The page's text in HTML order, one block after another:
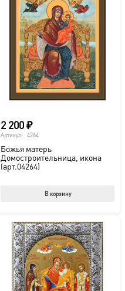
2 200₽
Артикул: 4264
Божья матерь
Домостроительница, икона
(арт.04264)
В корзину